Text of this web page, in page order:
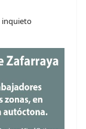
inquieto